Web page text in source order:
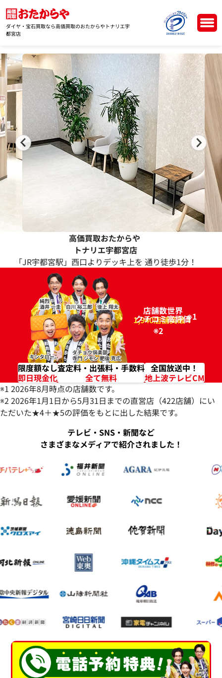
ダイヤ・宝石買取なら高価買取のおたからやトナリエ宇
都宮店
高価買取おたからや
トナリエ宇都宮店
「JR宇都宮駅」西口よりデッキ上を 通り徒歩1分！
店舗数世界
1,940店舗突破！
※1
クチコミ高評価
96.2%
※2
限度額なし
即日現金化
査定料・出張料・手数料
全て無料
全国放送中！
地上波テレビCM
※1 2026年8月時点の店舗数です。
※2 2026年1月1日から5月31日までの直営店（422店舗）にい
ただいた★4＋★5の評価をもとに出した結果です。
テレビ・SNS・新聞など
さまざまなメディアで紹介されました！